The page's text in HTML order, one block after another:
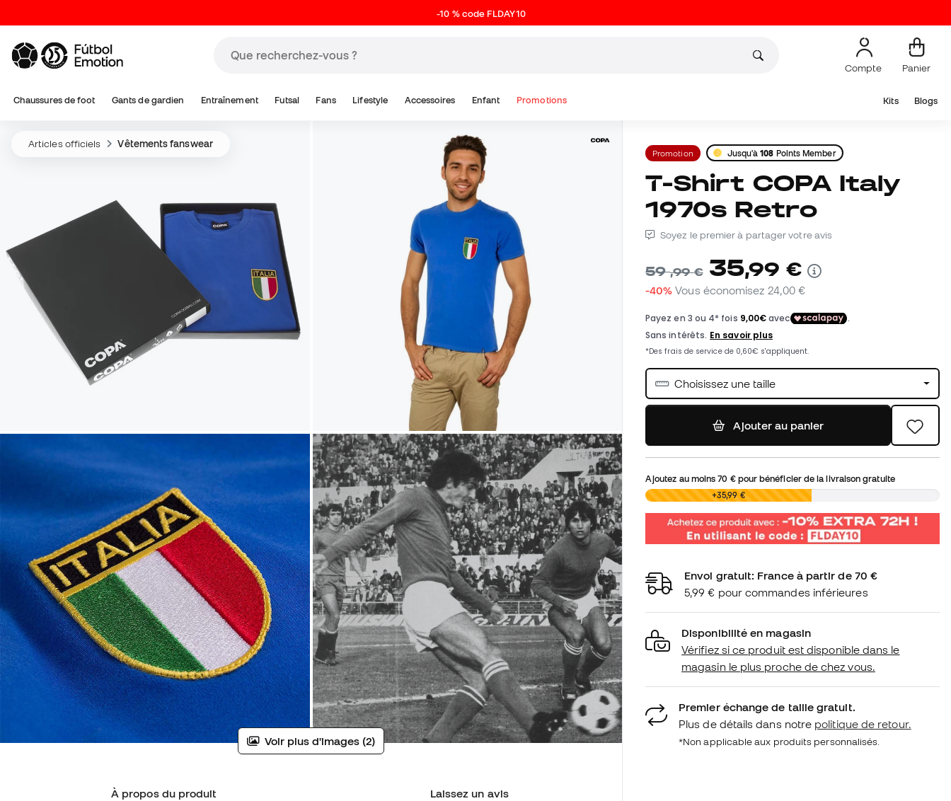
-10 % code FLDAY10
Compte Panier
Chaussures de foot Gants de gardien Entraînement Futsal Fans Lifestyle Accessoires Enfant Promotions Kits Blogs
Articles officiels Vêtements fanswear
Voir plus d'images (2)
À propos du produit Laissez un avis
Promotion Jusqu'à108 Points Member
T-Shirt COPA Italy
1970s Retro
Soyez le premier à partager votre avis
59,99 € 35,99 €
-40% Vous économisez 24,00 €
Choisissez une taille
Ajouter au panier
Ajoutez au moins70 €pour bénéficier de la livraison gratuite
0,00 € +35,99 €
Envoi gratuit: France à partir de 70 €
5,99 € pour commandes inférieures
Disponibilité en magasin
Vérifiez si ce produit est disponible dans le
magasin le plus proche de chez vous.
Premier échange de taille gratuit.
Plus de détails dans notre politique de retour.
*Non applicable aux produits personnalisés.